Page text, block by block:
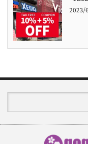
2023/